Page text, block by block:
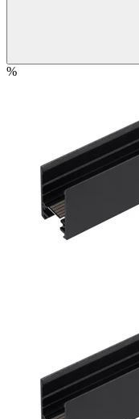
%